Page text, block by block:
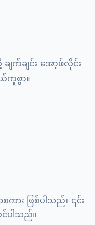
ျက်ချင်း အော့ဖ်လိုင်း
ကူစွာ။
ကား ဖြစ်ပါသည်။ ၎င်း
င်ပါသည်။